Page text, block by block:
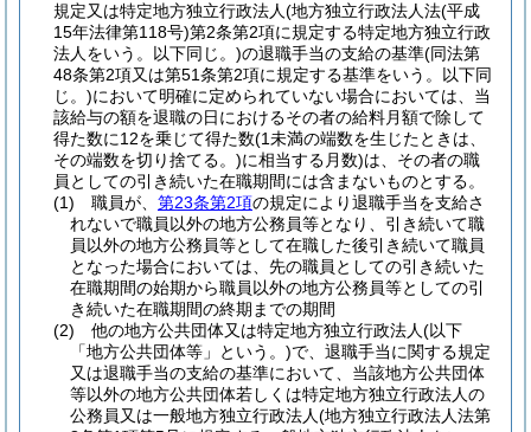
規定又は特定地方独立行政法人(地方独立行政法人法(平成
15年法律第118号)第2条第2項に規定する特定地方独立行政
法人をいう。以下同じ。)の退職手当の支給の基準(同法第
48条第2項又は第51条第2項に規定する基準をいう。以下同
じ。)において明確に定められていない場合においては、当
該給与の額を退職の日におけるその者の給料月額で除して
得た数に12を乗じて得た数(1未満の端数を生じたときは、
その端数を切り捨てる。)に相当する月数)は、その者の職
員としての引き続いた在職期間には含まないものとする。
(1)
職員が、 第23条第2項の規定により退職手当を支給さ
れないで職員以外の地方公務員等となり、引き続いて職
員以外の地方公務員等として在職した後引き続いて職員
となった場合においては、先の職員としての引き続いた
在職期間の始期から職員以外の地方公務員等としての引
き続いた在職期間の終期までの期間
(2)
他の地方公共団体又は特定地方独立行政法人(以下
「地方公共団体等」という。)で、退職手当に関する規定
又は退職手当の支給の基準において、当該地方公共団体
等以外の地方公共団体若しくは特定地方独立行政法人の
公務員又は一般地方独立行政法人(地方独立行政法人法第